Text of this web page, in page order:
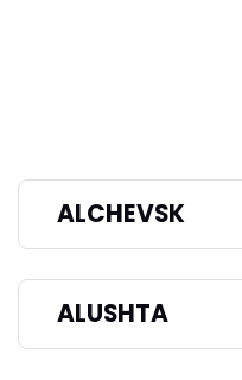
ALCHEVSK
ALUSHTA